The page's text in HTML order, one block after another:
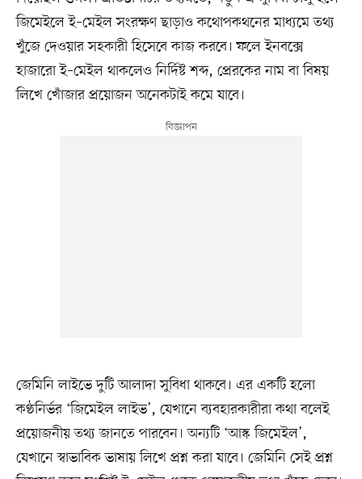
জিমেইলে ই–মেইল সংরক্ষণ ছাড়াও কথোপকথনের মাধ্যমে তথ্য
খুঁজে দেওয়ার সহকারী হিসেবে কাজ করবে। ফলে ইনবক্সে
হাজারো ই–মেইল থাকলেও নির্দিষ্ট শব্দ, প্রেরকের নাম বা বিষয়
লিখে খোঁজার প্রয়োজন অনেকটাই কমে যাবে।
জেমিনি লাইভে দুটি আলাদা সুবিধা থাকবে। এর একটি হলো
কণ্ঠনির্ভর ‘জিমেইল লাইভ’, যেখানে ব্যবহারকারীরা কথা বলেই
প্রয়োজনীয় তথ্য জানতে পারবেন। অন্যটি ‘আস্ক জিমেইল’,
যেখানে স্বাভাবিক ভাষায় লিখে প্রশ্ন করা যাবে। জেমিনি সেই প্রশ্ন